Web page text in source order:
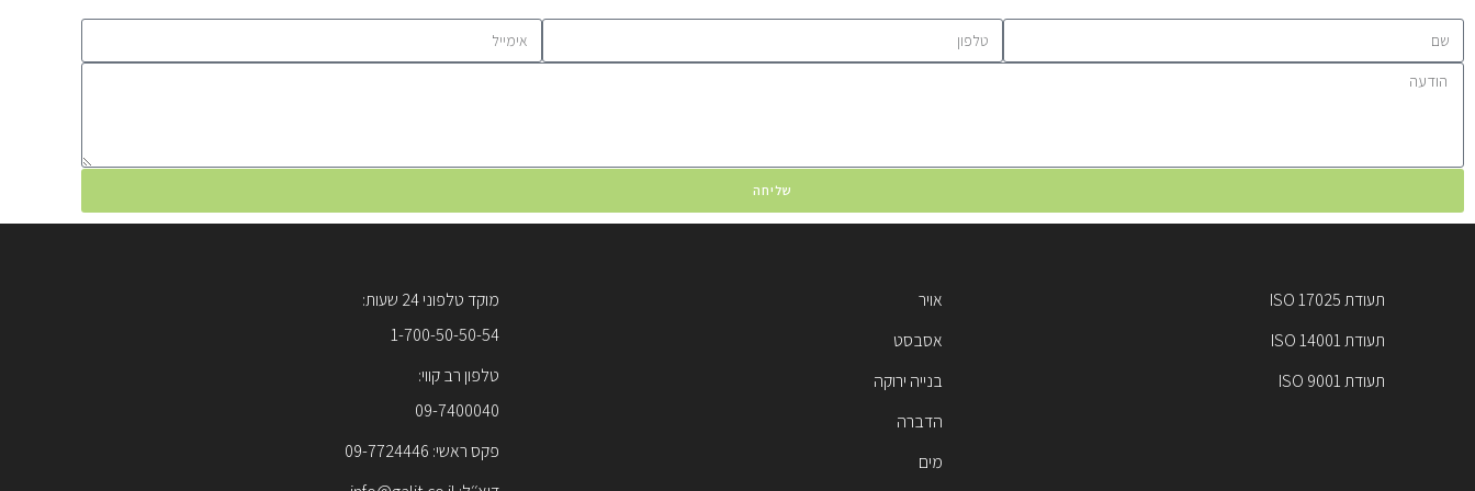
שליחה
תעודת ISO 17025
תעודת ISO 14001
תעודת ISO 9001
אויר
אסבסט
בנייה ירוקה
הדברה
מים
מוקד טלפוני 24 שעות:
1-700-50-50-54
טלפון רב קווי:
09-7400040
פקס ראשי: 09-7724446